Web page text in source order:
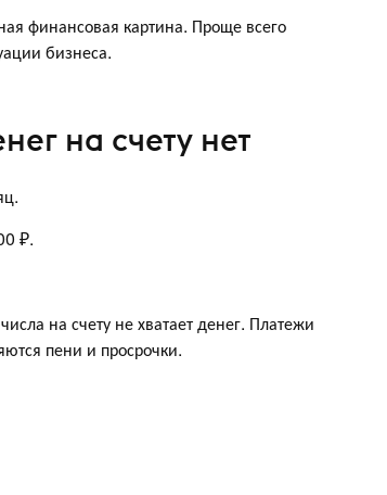
финансовая картина. Проще всего
бизнеса.
на счету нет
₽.
на счету не хватает денег. Платежи
пени и просрочки.